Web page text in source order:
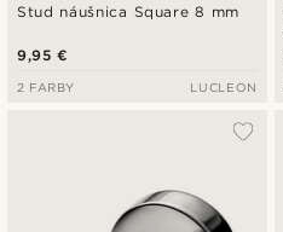
Stud náušnica Square 8 mm
9,95 €
2 FARBY LUCLEON